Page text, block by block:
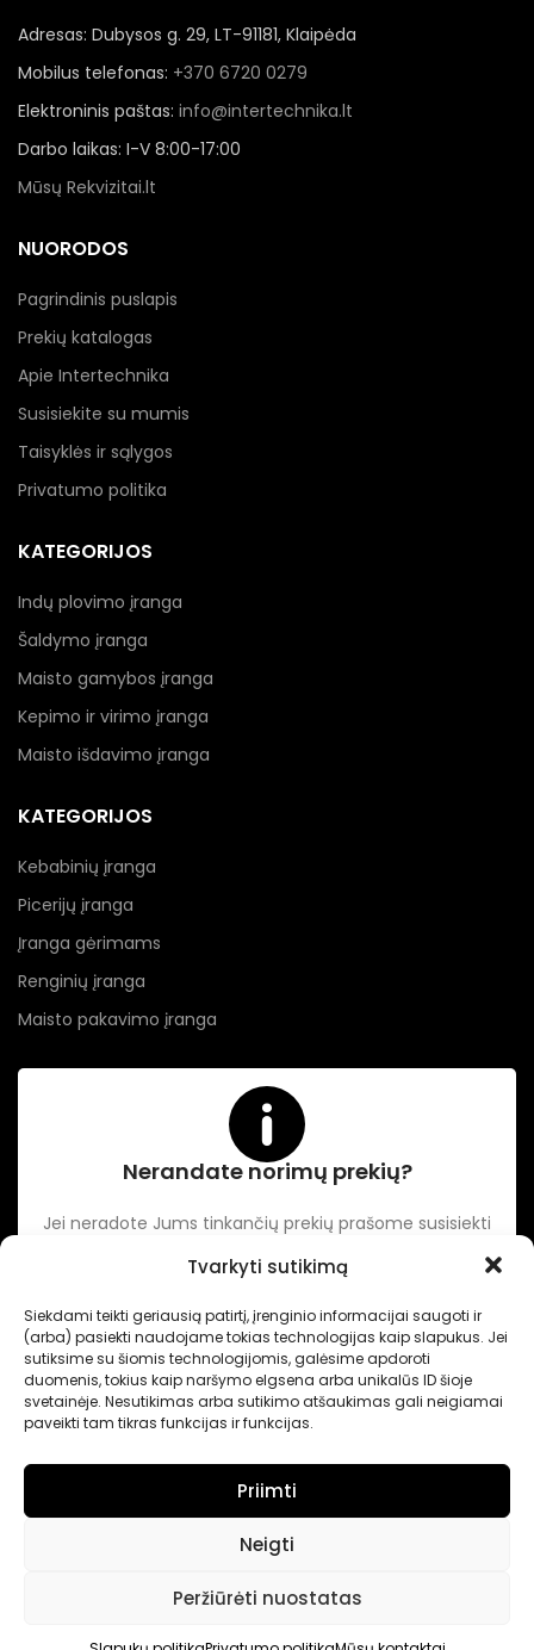
Tvarkyti sutikimą
Siekdami teikti geriausią patirtį, įrenginio informacijai saugoti ir
(arba) pasiekti naudojame tokias technologijas kaip slapukus. Jei
sutiksime su šiomis technologijomis, galėsime apdoroti
duomenis, tokius kaip naršymo elgsena arba unikalūs ID šioje
svetainėje. Nesutikimas arba sutikimo atšaukimas gali neigiamai
paveikti tam tikras funkcijas ir funkcijas.
Priimti
Neigti
Peržiūrėti nuostatas
Adresas: Dubysos g. 29, LT-91181, Klaipėda
Mobilus telefonas: +370 6720 0279
Elektroninis paštas: info@intertechnika.lt
Darbo laikas: I-V 8:00-17:00
Mūsų Rekvizitai.lt
NUORODOS
Pagrindinis puslapis
Prekių katalogas
Apie Intertechnika
Susisiekite su mumis
Taisyklės ir sąlygos
Privatumo politika
KATEGORIJOS
Indų plovimo įranga
Šaldymo įranga
Maisto gamybos įranga
Kepimo ir virimo įranga
Maisto išdavimo įranga
KATEGORIJOS
Kebabinių įranga
Picerijų įranga
Įranga gėrimams
Renginių įranga
Maisto pakavimo įranga
Nerandate norimų prekių?
Jei neradote Jums tinkančių prekių prašome susisiekti
Intertechnika Sukurta pagal užsakymą - Dominykas Vitkauskas
Internetinių svetainių sprendimai